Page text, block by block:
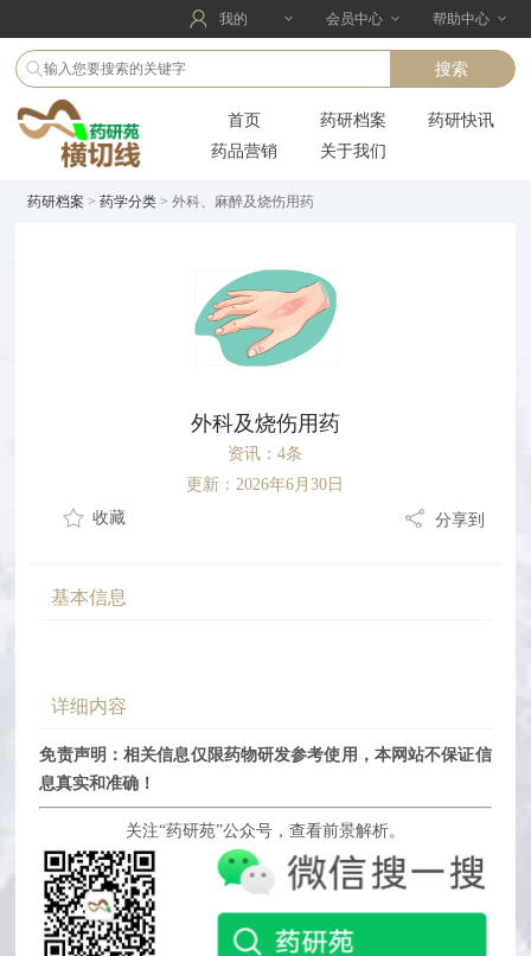
我的 会员中心 帮助中心
首页 药研档案
药研快讯
药品营销
关于我们
药研档案 >药学分类 > 外科、麻醉及烧伤用药
外科及烧伤用药
资讯：4条
更新：2026年6月30日
收藏
分享到
基本信息
详细内容
免责声明：相关信息仅限药物研发参考使用，本网站不保证信
息真实和准确！
关注“药研苑”公众号，查看前景解析。